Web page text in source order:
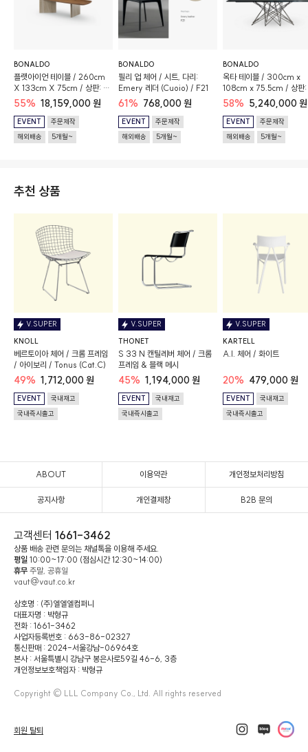
BONALDO
플랫아이언 테이블 / 260cm
X 133cm X 75cm / 상판: 월
넛 / 베이스: 트라베르티노 로마
노
55% 18,159,000 원
EVENT
주문제작
해외배송
5개월~
BONALDO
필리 업 체어 / 시트, 다리:
Emery 레더 (Cuoio) / F21
61% 768,000 원
EVENT
주문제작
해외배송
5개월~
BONALDO
옥타 테이블 / 300cm x
108cm x 75.5cm / 상판:
트 세라믹 - 그래파이트 그
/ 베이스: 매트 블랙 / 상판
직사각형
58% 5,240,000 원
EVENT
주문제작
해외배송
5개월~
추천 상품
V.SUPER
KNOLL
베르토이아 체어 / 크롬 프레임
/ 아이보리 / Tonus (Cat.C)
49% 1,712,000 원
EVENT
국내재고
국내즉시출고
V.SUPER
THONET
S 33 N 캔틸레버 체어 / 크롬
프레임 & 블랙 메시
45% 1,194,000 원
EVENT
국내재고
국내즉시출고
V.SUPER
KARTELL
A.I. 체어 / 화이트
20% 479,000 원
EVENT
국내재고
국내즉시출고
ABOUT 이용약관 개인정보처리방침
공지사항 개인결제창 B2B 문의
고객센터 1661-3462
상품 배송 관련 문의는 채널톡을 이용해 주세요.
평일 10:00~17:00 (점심시간 12:30~14:00)
휴무 주말, 공휴일
vaut@vaut.co.kr
상호명 : (주)엘엘엘컴퍼니
대표자명 : 박형규
전화 : 1661-3462
사업자등록번호 : 663-86-02327
통신판매 : 2024-서울강남-06964호
본사 : 서울특별시 강남구 봉은사로59길 46-6, 3층
개인정보보호책임자 : 박형규
Copyright © LLL Company Co., Ltd. All rights reserved
회원 탈퇴